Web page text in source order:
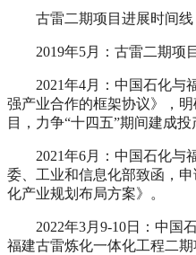
古雷二期项目进展时间线
2019年5月：古雷二期项
2021年4月：中国石化与
强产业合作的框架协议》，
目，力争“十四五”期间建成投
2021年6月：中国石化与
委、工业和信息化部致函，
化产业规划布局方案》。
2022年3月9-10日：中国
福建古雷炼化一体化工程二